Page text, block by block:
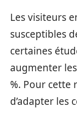
Les visiteurs
susceptibles
certaines
augmenter
%. Pour cette
d’adapter les